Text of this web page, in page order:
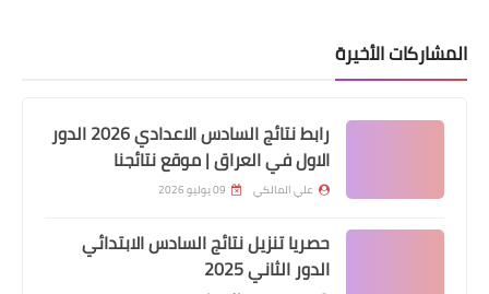
ارتفاع أسعار صرف الدولار اليوم في بورصة
الكفاح
المشاركات الأخيرة
رابط نتائج السادس الاعدادي 2026 الدور
الاول في العراق | موقع نتائجنا
علي المالكي 09 يوليو 2026
حصريا تنزيل نتائج السادس الابتدائي
الدور الثاني 2025